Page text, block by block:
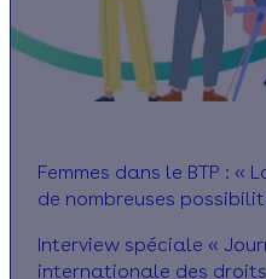
Femmes dans le BTP : «
de nombreuses
Interview spéciale «
internationale des droits